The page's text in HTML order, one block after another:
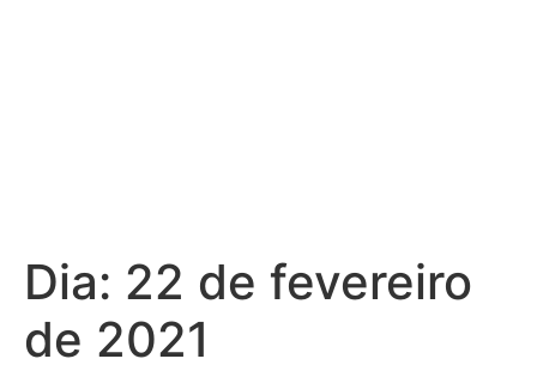
Dia: 22 de fevereiro
de 2021